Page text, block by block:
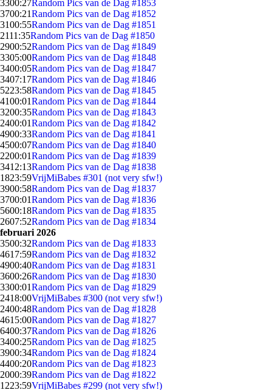
3300:27Random Pics van de Dag #1853
3700:21Random Pics van de Dag #1852
3100:55Random Pics van de Dag #1851
2111:35Random Pics van de Dag #1850
2900:52Random Pics van de Dag #1849
3305:00Random Pics van de Dag #1848
3400:05Random Pics van de Dag #1847
3407:17Random Pics van de Dag #1846
5223:58Random Pics van de Dag #1845
4100:01Random Pics van de Dag #1844
3200:35Random Pics van de Dag #1843
2400:01Random Pics van de Dag #1842
4900:33Random Pics van de Dag #1841
4500:07Random Pics van de Dag #1840
2200:01Random Pics van de Dag #1839
3412:13Random Pics van de Dag #1838
1823:59VrijMiBabes #301 (not very sfw!)
3900:58Random Pics van de Dag #1837
3700:01Random Pics van de Dag #1836
5600:18Random Pics van de Dag #1835
2607:52Random Pics van de Dag #1834
februari 2026
3500:32Random Pics van de Dag #1833
4617:59Random Pics van de Dag #1832
4900:40Random Pics van de Dag #1831
3600:26Random Pics van de Dag #1830
3300:01Random Pics van de Dag #1829
2418:00VrijMiBabes #300 (not very sfw!)
2400:48Random Pics van de Dag #1828
4615:00Random Pics van de Dag #1827
6400:37Random Pics van de Dag #1826
3400:25Random Pics van de Dag #1825
3900:34Random Pics van de Dag #1824
4400:20Random Pics van de Dag #1823
2000:39Random Pics van de Dag #1822
1223:59VrijMiBabes #299 (not very sfw!)